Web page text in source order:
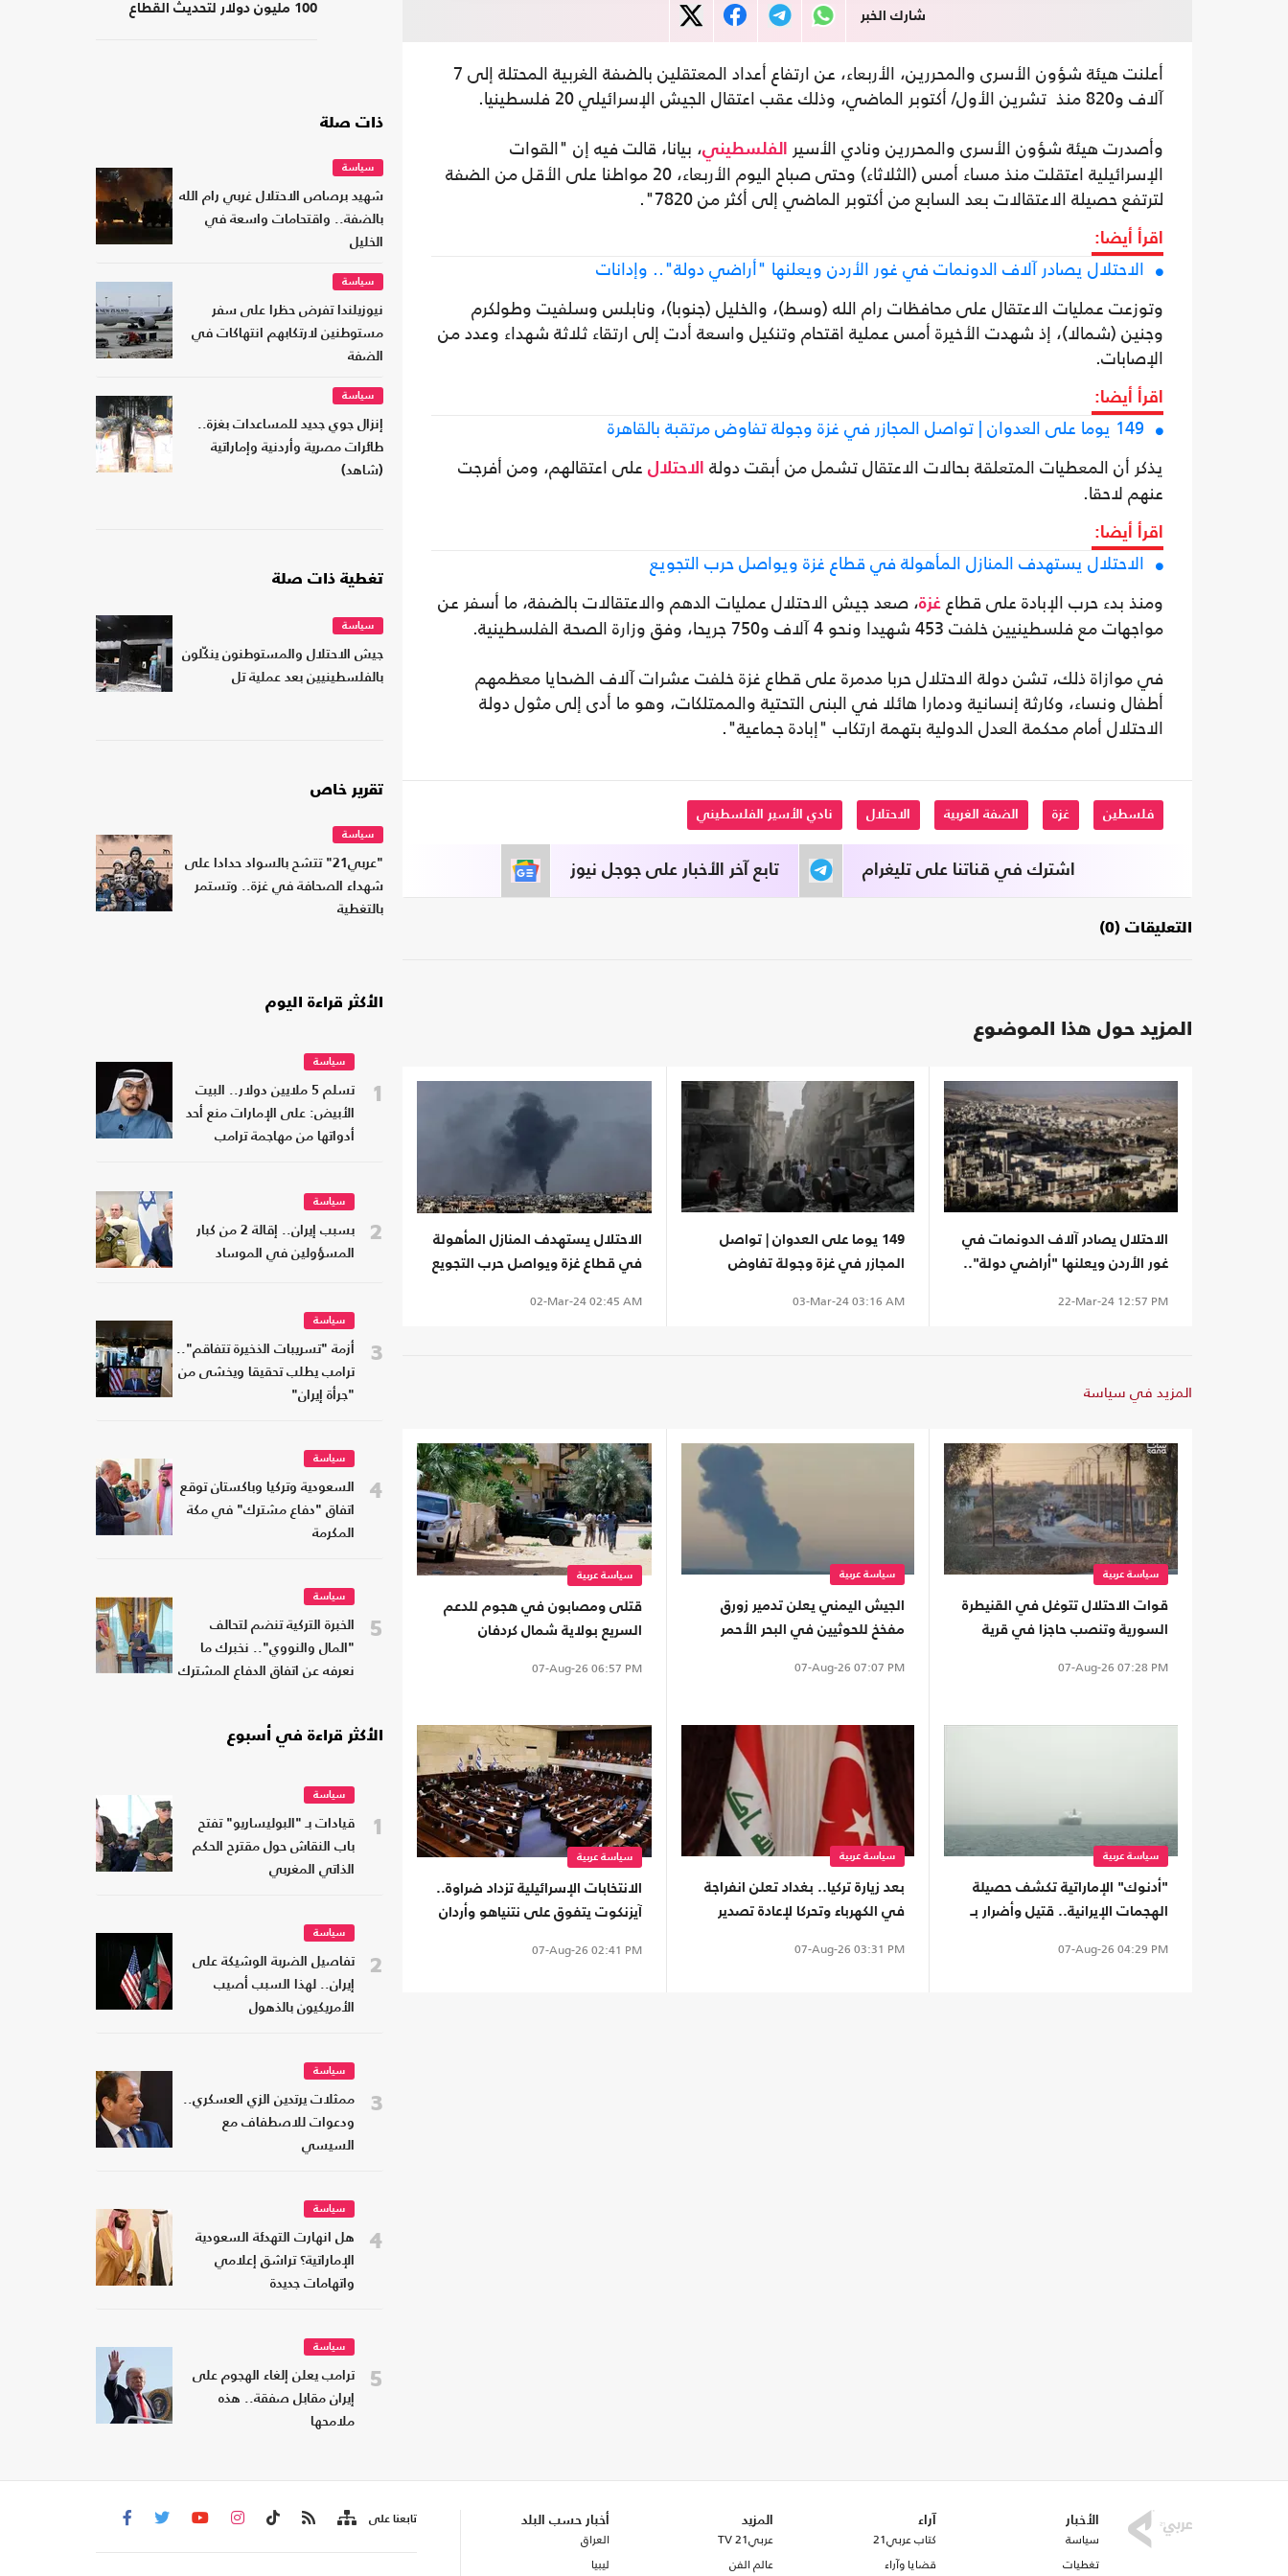
شارك الخبر
أعلنت هيئة شؤون الأسرى والمحررين، الأربعاء، عن ارتفاع أعداد المعتقلين بالضفة الغربية المحتلة إلى 7
آلاف و820 منذ تشرين الأول/ أكتوبر الماضي، وذلك عقب اعتقال الجيش الإسرائيلي 20 فلسطينيا.
وأصدرت هيئة شؤون الأسرى والمحررين ونادي الأسير
الفلسطيني، بيانا، قالت فيه إن "القوات
الإسرائيلية اعتقلت منذ مساء أمس (الثلاثاء) وحتى صباح اليوم الأربعاء، 20 مواطنا على الأقل من الضفة
لترتفع حصيلة الاعتقالات بعد السابع من أكتوبر الماضي إلى أكثر من 7820".
اقرأ أيضا:
الاحتلال يصادر آلاف الدونمات في غور الأردن ويعلنها "أراضي دولة".. وإدانات
وتوزعت عمليات الاعتقال على محافظات رام الله (وسط)، والخليل (جنوبا)، ونابلس وسلفيت وطولكرم
وجنين (شمالا)، إذ شهدت الأخيرة أمس عملية اقتحام وتنكيل واسعة أدت إلى ارتقاء ثلاثة شهداء وعدد من
الإصابات.
اقرأ أيضا:
149 يوما على العدوان | تواصل المجازر في غزة وجولة تفاوض مرتقبة بالقاهرة
يذكر أن المعطيات المتعلقة بحالات الاعتقال تشمل من أبقت دولة
الاحتلال على اعتقالهم، ومن أفرجت
عنهم لاحقا.
اقرأ أيضا:
الاحتلال يستهدف المنازل المأهولة في قطاع غزة ويواصل حرب التجويع
ومنذ بدء حرب الإبادة على قطاع غزة، صعد جيش الاحتلال عمليات الدهم والاعتقالات بالضفة، ما أسفر عن
مواجهات مع فلسطينيين خلفت 453 شهيدا ونحو 4 آلاف و750 جريحا، وفق وزارة الصحة الفلسطينية.
في موازاة ذلك، تشن دولة الاحتلال حربا مدمرة على قطاع غزة خلفت عشرات آلاف الضحايا معظمهم
أطفال ونساء، وكارثة إنسانية ودمارا هائلا في البنى التحتية والممتلكات، وهو ما أدى إلى مثول دولة
الاحتلال أمام محكمة العدل الدولية بتهمة ارتكاب "إبادة جماعية".
فلسطين غزة الضفة الغربية الاحتلال نادي الأسير الفلسطيني
تابع آخر الأخبار على جوجل نيوز اشترك في قناتنا على تليغرام
التعليقات (0)
المزيد حول هذا الموضوع
الاحتلال يصادر آلاف الدونمات في
غور الأردن ويعلنها "أراضي دولة"..
22-Mar-24 12:57 PM
149 يوما على العدوان | تواصل
المجازر في غزة وجولة تفاوض
03-Mar-2403:16 AM
الاحتلال يستهدف المنازل المأهولة
في قطاع غزة ويواصل حرب التجويع
02-Mar-2402:45 AM
المزيد في سياسة
سياسة عربية
قوات الاحتلال تتوغل في القنيطرة
السورية وتنصب حاجزا في قرية
07-Aug-26 07:28 PM
سياسة عربية
الجيش اليمني يعلن تدمير زورق
مفخخ للحوثيين في البحر الأحمر
07-Aug-26 07:07 PM
سياسة عربية
قتلى ومصابون في هجوم للدعم
السريع بولاية شمال كردفان
07-Aug-26 06:57 PM
سياسة عربية
"أدنوك" الإماراتية تكشف حصيلة
الهجمات الإيرانية.. قتيل وأضرار بـ
07-Aug-26 04:29 PM
سياسة عربية
بعد زيارة تركيا.. بغداد تعلن انفراجة
في الكهرباء وتحركا لإعادة تصدير
07-Aug-26 03:31 PM
سياسة عربية
الانتخابات الإسرائيلية تزداد ضراوة..
آيزنكوت يتفوق على نتنياهو وأردان
07-Aug-26 02:41 PM
100 مليون دولار لتحديث القطاع
ذات صلة
سياسة
شهيد برصاص الاحتلال غربي رام الله
بالضفة.. واقتحامات واسعة في
الخليل
سياسة
نيوزيلندا تفرض حظرا على سفر
مستوطنين لارتكابهم انتهاكات في
الضفة
سياسة
إنزال جوي جديد للمساعدات بغزة..
طائرات مصرية وأردنية وإماراتية
(شاهد)
تغطية ذات صلة
سياسة
جيش الاحتلال والمستوطنون ينكّلون
بالفلسطينيين بعد عملية تل
تقرير خاص
سياسة
"عربي21" تتشح بالسواد حدادا على
شهداء الصحافة في غزة.. وتستمر
بالتغطية
الأكثر قراءة اليوم
1
سياسة
تسلم 5 ملايين دولار.. البيت
الأبيض: على الإمارات منع أحد
أدواتها من مهاجمة ترامب
2
سياسة
بسبب إيران.. إقالة 2 من كبار
المسؤولين في الموساد
3
سياسة
أزمة "تسريبات الذخيرة تتفاقم"..
ترامب يطلب تحقيقا ويخشى من
"جرأة إيران"
4
سياسة
السعودية وتركيا وباكستان توقع
اتفاق "دفاع مشترك" في مكة
المكرمة
5
سياسة
الخبرة التركية تنضم لتحالف
"المال والنووي".. نخبرك ما
نعرفه عن اتفاق الدفاع المشترك
الأكثر قراءة في أسبوع
1
سياسة
قيادات بـ "البوليساريو" تفتح
باب النقاش حول مقترح الحكم
الذاتي المغربي
2
سياسة
تفاصيل الضربة الوشيكة على
إيران.. لهذا السبب أصيب
الأمريكيون بالذهول
3
سياسة
ممثلات يرتدين الزي العسكري..
ودعوات للاصطفاف مع
السيسي
4
سياسة
هل انهارت التهدئة السعودية
الإماراتية؟ تراشق إعلامي
واتهامات جديدة
5
سياسة
ترامب يعلن إلغاء الهجوم على
إيران مقابل صفقة.. هذه
ملامحها
الأخبار
سياسة
تغطيات
آراء
كتاب عربي21
قضايا وآراء
المزيد
عربي21 TV
عالم الفن
أخبار حسب البلد
العراق
ليبيا
تابعنا على